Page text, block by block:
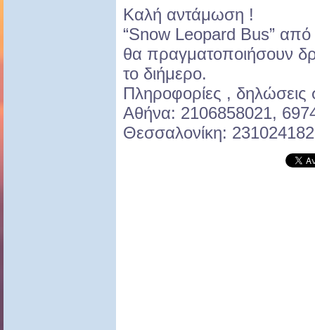
Καλή αντάμωση !
“Snow Leopard Bus”
θα πραγματοποιήσουν
το διήμερο.
Πληροφορίες , δηλώσεις
Αθήνα: 2106858021,
Θεσσαλονίκη: